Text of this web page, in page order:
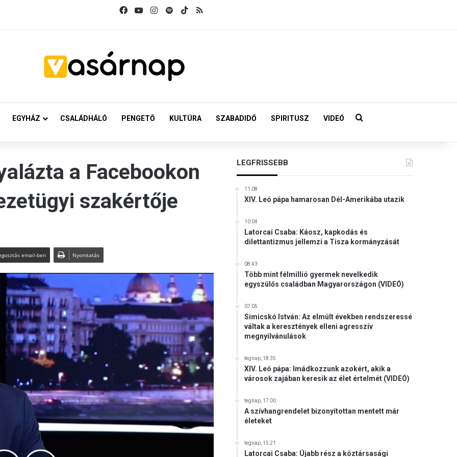
FacebookYouTubeInstagram
SpotifyTikTok
EGYHÁZ CSALÁDHÁLÓ PENGETŐ KULTÚRA SZABADIDŐ SPIRITUSZ VIDEÓ Keresés:
a Facebookon
szakértője
email-ben Nyomtatás
LEGFRISSEBB
11:08
XIV. Leó pápa hamarosan Dél-Amerikába utazik
10:04
Latorcai Csaba: Káosz, kapkodás és
dilettantizmus jellemzi a Tisza kormányzását
08:43
Több mint félmillió gyermek nevelkedik
egyszülős családban Magyarországon (VIDEÓ)
07:05
Simicskó István: Az elmúlt években rendszeressé
váltak a keresztények elleni agresszív
megnyilvánulások
tegnap, 18:35
XIV. Leó pápa: Imádkozzunk azokért, akik a
városok zajában keresik az élet értelmét (VIDEÓ)
tegnap, 17:00
A szívhangrendelet bizonyítottan mentett már
életeket
tegnap, 15:21
Latorcai Csaba: Újabb rész a köztársasági